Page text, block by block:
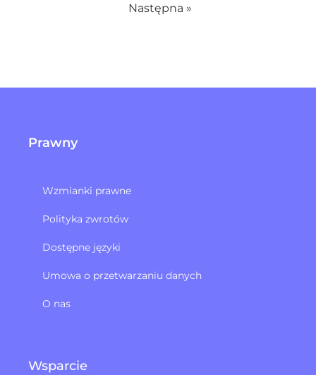
Następna »
Prawny
Wzmianki prawne
Polityka zwrotów​
Dostępne języki
Umowa o przetwarzaniu danych
O nas
Wsparcie